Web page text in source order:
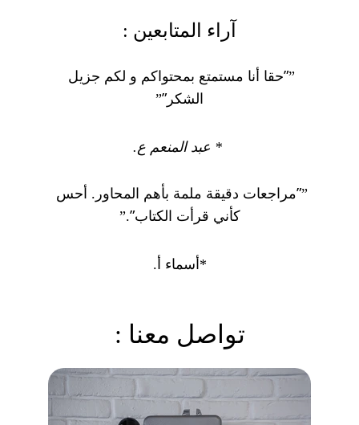
آراء المتابعين :
”
”حقا أنا مستمتع بمحتواكم و لكم جزيل
الشكر”
”
”
”مراجعات دقيقة ملمة بأهم المحاور. أحس
كأني قرأت الكتاب”
.”
*أسماء أ.
تواصل معنا :